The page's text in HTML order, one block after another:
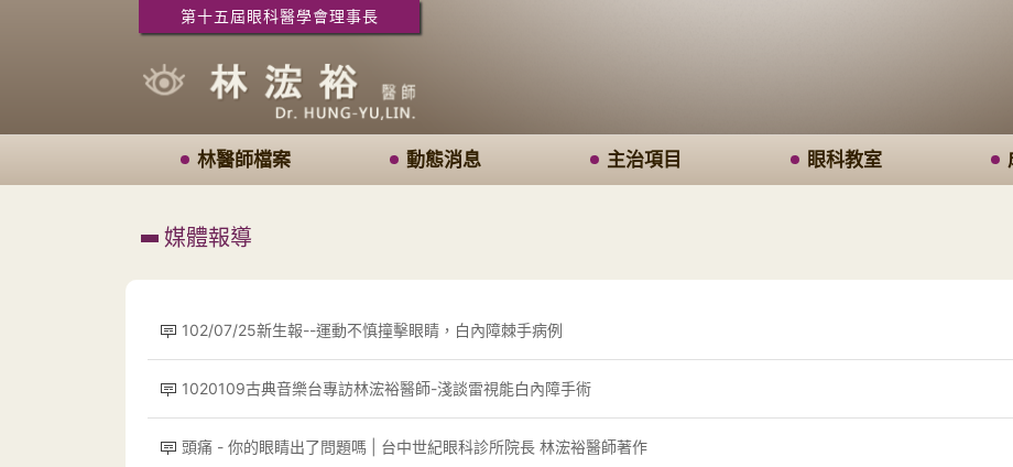
第十五屆眼科醫學會理事長
林醫師檔案 動態消息 主治項目 眼科教室
媒體報導
102/07/25新生報--運動不慎撞擊眼睛，白內障棘手病例
1020109古典音樂台專訪林浤裕醫師-淺談雷視能白內障手術
頭痛 - 你的眼睛出了問題嗎 | 台中世紀眼科診所院長 林浤裕醫師著作